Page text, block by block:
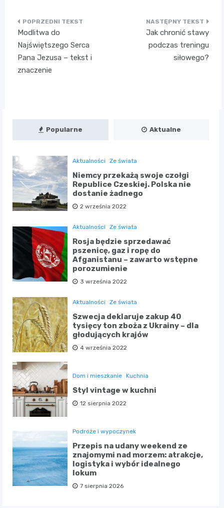
Nawigacja
wpisu
Modlitwa do
Najświętszego Serca
Pana Jezusa – tekst i
znaczenie
Jak chronić stawy
podczas treningu
siłowego?
Popularne Aktualne
Aktualności Ze świata
Niemcy przekażą swoje czołgi
Republice Czeskiej. Polska nie
dostanie żadnego
2 września 2022
Aktualności Ze świata
Rosja będzie sprzedawać
pszenicę, gaz i ropę do
Afganistanu – zawarto wstępne
porozumienie
3 września 2022
Aktualności Ze świata
Szwecja deklaruje zakup 40
tysięcy ton zboża z Ukrainy – dla
głodujących krajów
4 września 2022
Dom i mieszkanie Kuchnia
Styl vintage w kuchni
12 sierpnia 2022
Podróże i wypoczynek
Przepis na udany weekend ze
znajomymi nad morzem: atrakcje,
logistyka i wybór idealnego
lokum
7 sierpnia 2026